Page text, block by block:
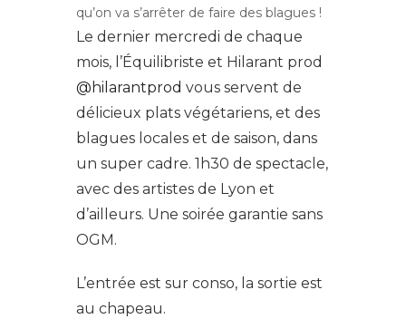
qu’on va s’arrêter de faire des blagues !
Le dernier mercredi de chaque
mois, l’Équilibriste et Hilarant prod
@hilarantprod vous servent de
délicieux plats végétariens, et des
blagues locales et de saison, dans
un super cadre. 1h30 de spectacle,
avec des artistes de Lyon et
d’ailleurs. Une soirée garantie sans
OGM.
L’entrée est sur conso, la sortie est
au chapeau.